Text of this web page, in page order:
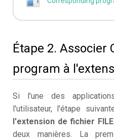
Étape 2. Associer
program à
Si l'une des
l'utilisateur, l'étape
l'extension de fichier FILE
deux manières. La